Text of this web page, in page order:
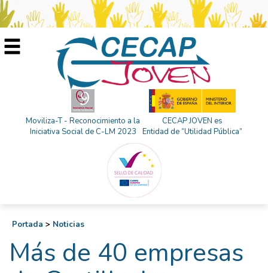
Moviliza-T - Reconocimiento a la
Iniciativa Social de C-LM 2023
CECAP JOVEN es
Entidad de “Utilidad Pública”
Portada > Noticias
Más de 40 empresas